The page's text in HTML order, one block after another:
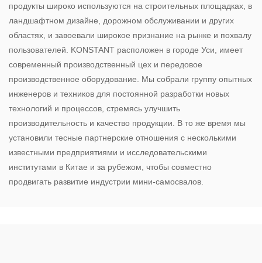
продукты широко используются на строительных площадках, в
ландшафтном дизайне, дорожном обслуживании и других
областях, и завоевали широкое признание на рынке и похвалу
пользователей. KONSTANT расположен в городе Уси, имеет
современный производственный цех и передовое
производственное оборудование. Мы собрали группу опытных
инженеров и техников для постоянной разработки новых
технологий и процессов, стремясь улучшить
производительность и качество продукции. В то же время мы
установили тесные партнерские отношения с несколькими
известными предприятиями и исследовательскими
институтами в Китае и за рубежом, чтобы совместно
продвигать развитие индустрии мини-самосвалов.